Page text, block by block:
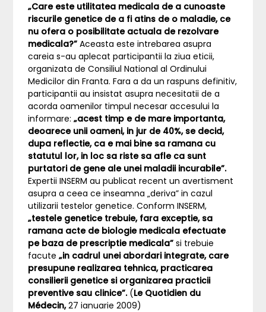
„Care este utilitatea medicala de a cunoaste
riscurile genetice de a fi atins de o maladie, ce
nu ofera o posibilitate actuala de rezolvare
medicala?”Aceasta este intrebarea asupra
careia s-au aplecat participantii la ziua eticii,
organizata de Consiliul National al Ordinului
Medicilor din Franta. Fara a da un raspuns definitiv,
participantii au insistat asupra necesitatii de a
acorda oamenilor timpul necesar accesului la
informare:„acest timp e de mare importanta,
deoarece unii oameni, in jur de 40%, se decid,
dupa reflectie, ca e mai bine sa ramana cu
statutul lor, in loc sa riste sa afle ca sunt
purtatori de gene ale unei maladii incurabile”.
Expertii INSERM au publicat recent un avertisment
asupra a ceea ce inseamna „deriva” in cazul
utilizarii testelor genetice. Conform INSERM,
„testele genetice trebuie, fara exceptie, sa
ramana acte de biologie medicala efectuate
pe baza de prescriptie medicala” si trebuie
facute „in cadrul unei abordari integrate, care
presupune realizarea tehnica, practicarea
consilierii genetice si organizarea practicii
preventive sau clinice”. (Le Quotidien du
Médecin,27 ianuarie 2009)